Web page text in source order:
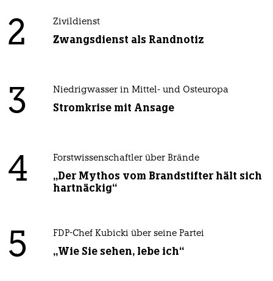
2 Zivildienst
Zwangsdienst als Randnotiz
3 Niedrigwasser in Mittel- und Osteuropa
Stromkrise mit Ansage
4 Forstwissenschaftler über Brände
„Der Mythos vom Brandstifter hält sich
hartnäckig“
5 FDP-Chef Kubicki über seine Partei
„Wie Sie sehen, lebe ich“